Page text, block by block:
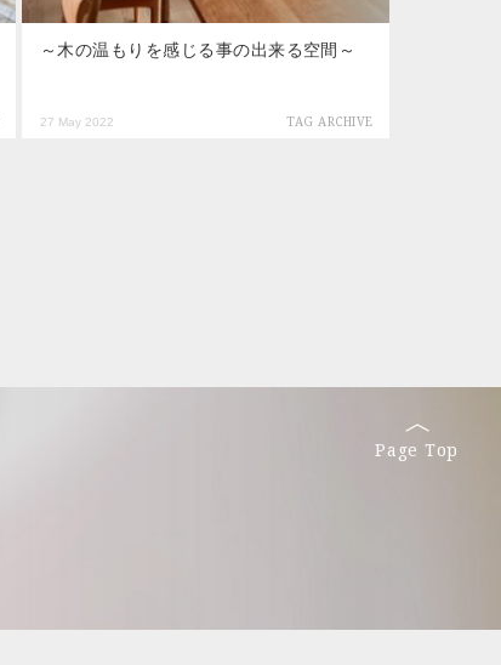
～木の温もりを感じる事の出来る空間～
27 May 2022 TAG ARCHIVE
Page Top